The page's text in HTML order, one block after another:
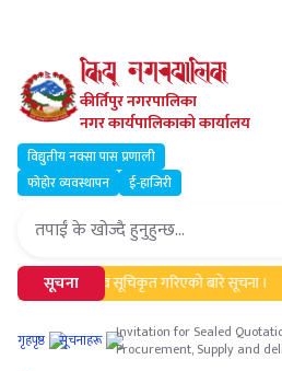
कीर्तिपुर नगरपालिका
नगर कार्यपालिकाको कार्यालय
विद्युतीय नक्सा पास प्रणाली
फोहोर व्यवस्थापन
ई-हाजिरी
सूचना
अद्यावधिक एवं सूचिकृत गरिएको बारे सूचना ।
गृहपृष्ठ सूचनाहरू
Invitation for Sealed
Procurement, Supply and